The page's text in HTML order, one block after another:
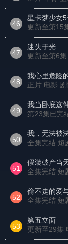
46
星卡梦少女
更新至第15
47
迷失于光
更新至第6
48
我心里危险
正片 电影
49
我当卧底这
第23集已完
50
我，无法被
全集完结 短
51
假装破产当
全集完结 短
52
偷不走的爱
全集完结 短
53
第五立面
更新至29集